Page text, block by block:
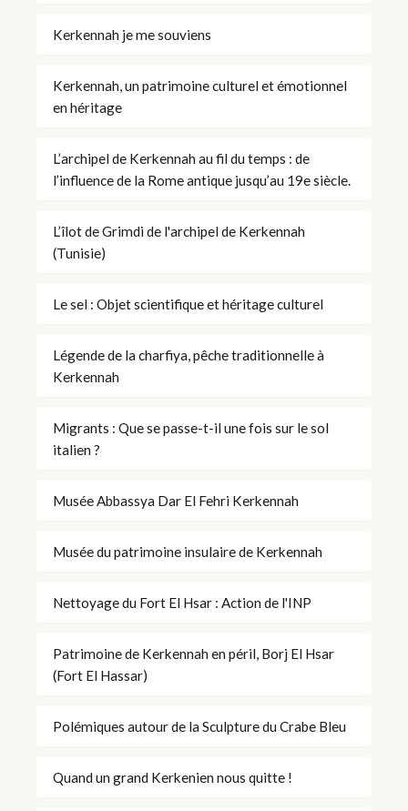
Kerkennah je me souviens
Kerkennah, un patrimoine culturel et émotionnel
en héritage
L’archipel de Kerkennah au fil du temps : de
l’influence de la Rome antique jusqu’au 19e siècle.
L’îlot de Grimdi de l'archipel de Kerkennah
(Tunisie)
Le sel : Objet scientifique et héritage culturel
Légende de la charfiya, pêche traditionnelle à
Kerkennah
Migrants : Que se passe-t-il une fois sur le sol
italien ?
Musée Abbassya Dar El Fehri Kerkennah
Musée du patrimoine insulaire de Kerkennah
Nettoyage du Fort El Hsar : Action de l'INP
Patrimoine de Kerkennah en péril, Borj El Hsar
(Fort El Hassar)
Polémiques autour de la Sculpture du Crabe Bleu
Quand un grand Kerkenien nous quitte !